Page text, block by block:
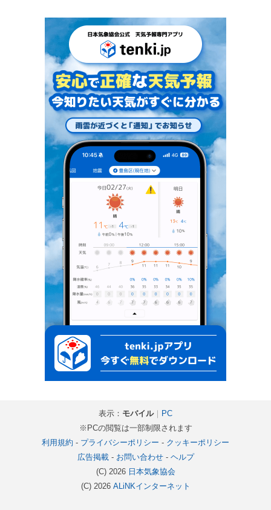
表示： モバイル｜ PC
※PCの閲覧は一部制限されます
利用規約 - プライバシーポリシー - クッキーポリシー
広告掲載- お問い合わせ- ヘルプ
(C) 2026 日本気象協会
(C) 2026 ALiNKインターネット